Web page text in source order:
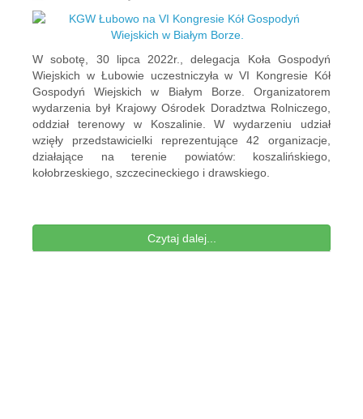
W sobotę, 30 lipca 2022r., delegacja Koła Gospodyń
Wiejskich w Łubowie uczestniczyła w VI Kongresie Kół
Gospodyń Wiejskich w Białym Borze. Organizatorem
wydarzenia był Krajowy Ośrodek Doradztwa Rolniczego,
oddział terenowy w Koszalinie. W wydarzeniu udział
wzięły przedstawicielki reprezentujące 42 organizacje,
działające na terenie powiatów: koszalińskiego,
kołobrzeskiego, szczecineckiego i drawskiego.
Czytaj dalej...